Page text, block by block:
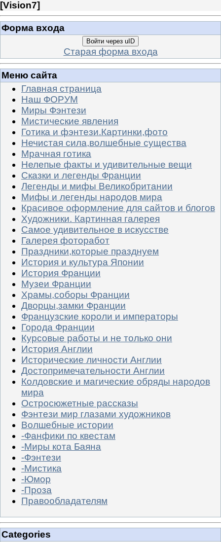
[Vision7]
Форма входа
Войти через uID
Старая форма входа
Меню сайта
Главная страница
Наш ФОРУМ
Миры Фэнтези
Мистические явления
Готика и фэнтези.Картинки,фото
Нечистая сила,волшебные существа
Мрачная готика
Нелепые факты и удивительные вещи
Сказки и легенды Франции
Легенды и мифы Великобритании
Мифы и легенды народов мира
Красивое оформление для сайтов и блогов
Художники. Картинная галерея
Самое удивительное в искусстве
Галерея фоторабот
Праздники,которые празднуем
История и культура Японии
История Франции
Музеи Франции
Храмы,соборы Франции
Дворцы,замки Франции
Французские короли и императоры
Города Франции
Курсовые работы и не только они
История Англии
Исторические личности Англии
Достопримечательности Англии
Колдовские и магические обряды народов
мира
Остросюжетные рассказы
Фэнтези мир глазами художников
Волшебные истории
-Фанфики по квестам
-Миры кота Баяна
-Фэнтези
-Мистика
-Юмор
-Проза
Правообладателям
Categories